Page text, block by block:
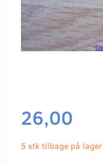
26,00
5 stk tilbage på lager